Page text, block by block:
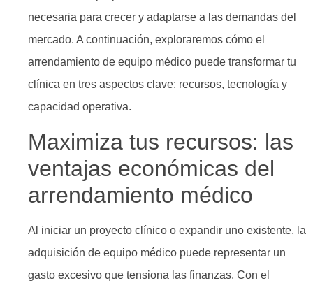
necesaria para crecer y adaptarse a las demandas del
mercado. A continuación, exploraremos cómo el
arrendamiento de equipo médico puede transformar tu
clínica en tres aspectos clave: recursos, tecnología y
capacidad operativa.
Maximiza tus recursos: las
ventajas económicas del
arrendamiento médico
Al iniciar un proyecto clínico o expandir uno existente, la
adquisición de equipo médico puede representar un
gasto excesivo que tensiona las finanzas. Con el